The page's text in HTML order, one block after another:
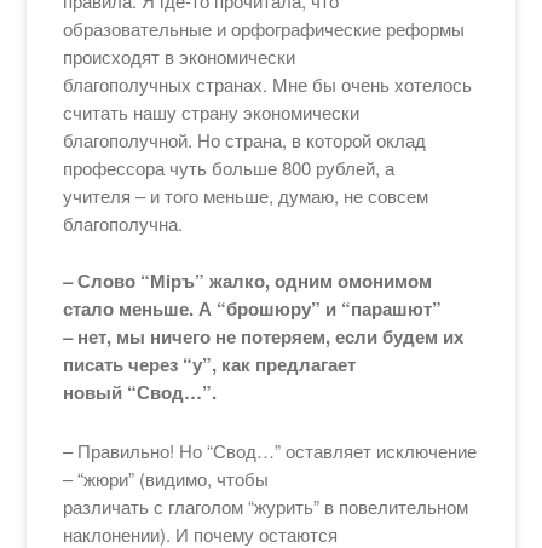
образовательные и орфографические реформы
происходят в экономически
благополучных странах. Мне бы очень хотелось
считать нашу страну экономически
благополучной. Но страна, в которой оклад
профессора чуть больше 800 рублей, а
учителя – и того меньше, думаю, не совсем
благополучна.
– Слово “Мiръ” жалко, одним омонимом
стало меньше. А “брошюру” и “парашют”
– нет, мы ничего не потеряем, если будем их
писать через “у”, как предлагает
новый “Свод…”.
– Правильно! Но “Свод…” оставляет исключение
– “жюри” (видимо, чтобы
различать с глаголом “журить” в повелительном
наклонении). И почему остаются